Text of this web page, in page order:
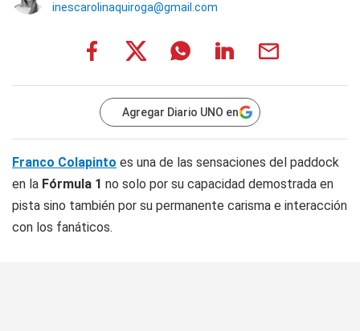
inescarolinaquiroga@gmail.com
Agregar Diario UNO en
Franco Colapinto es una de las sensaciones del paddock
en la Fórmula 1 no solo por su capacidad demostrada en
pista sino también por su permanente carisma e interacción
con los fanáticos.